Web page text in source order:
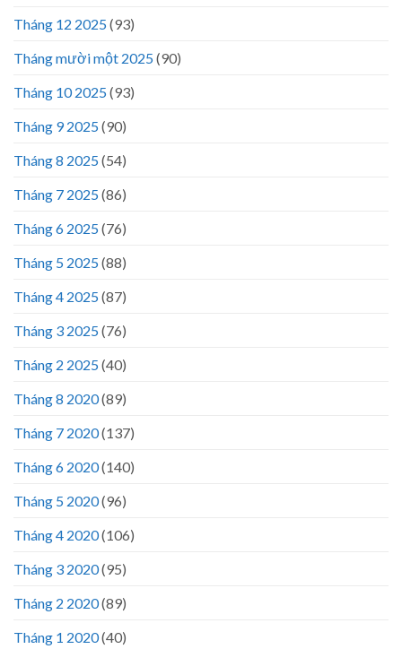
Tháng 12 2025(93)
Tháng mười một 2025(90)
Tháng 10 2025(93)
Tháng 9 2025(90)
Tháng 8 2025(54)
Tháng 7 2025(86)
Tháng 6 2025(76)
Tháng 5 2025(88)
Tháng 4 2025(87)
Tháng 3 2025(76)
Tháng 2 2025(40)
Tháng 8 2020(89)
Tháng 7 2020(137)
Tháng 6 2020(140)
Tháng 5 2020(96)
Tháng 4 2020(106)
Tháng 3 2020(95)
Tháng 2 2020(89)
Tháng 1 2020(40)